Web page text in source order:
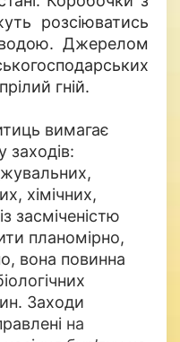
розсіюватись
водою. Джерелом
гній.
вимагає
заходів:
хімічних,
засміченістю
планомірно,
вона повинна
Заходи
на